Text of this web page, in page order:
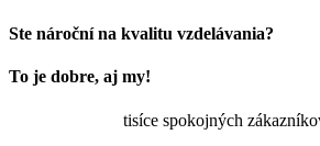
Ste nároční na kvalitu vzdelávania?
To je dobre, aj my!
tisíce spokojných